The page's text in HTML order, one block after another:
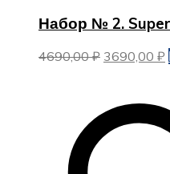
Набор № 2.
4690,00₽
4690,00 ₽.
3690,00 ₽